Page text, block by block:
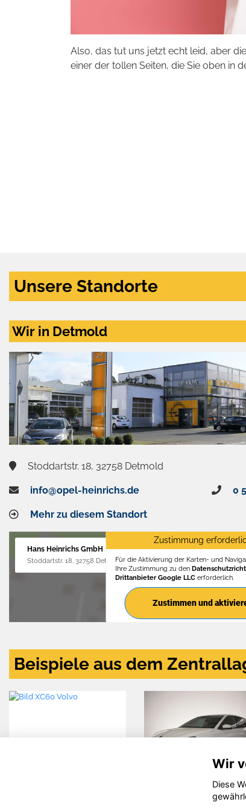
Also, das tut uns jetzt echt leid, aber
einer der tollen Seiten, die Sie oben in
Unsere Standorte
Wir in Detmold
Stoddartstr. 18, 32758 Detmold
info@opel-heinrichs.de 0
Mehr zu diesem Standort
Hans Heinrichs GmbH
Stoddartstr. 18, 32758 Detmold
Zustimmung
Für die Aktivierung der Karten- und
Ihre Zustimmung zu den
Drittanbieter Google LLCerforderlich.
Zustimmen und
Beispiele aus dem
Wir
Diese